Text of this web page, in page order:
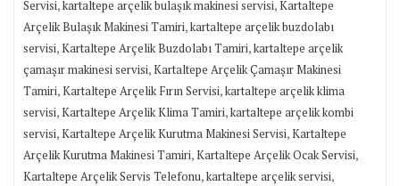
Servisi,kartaltepe arçelik bulaşık makinesi servisi,Kartaltepe
Arçelik Bulaşık Makinesi Tamiri,kartaltepe arçelik buzdolabı
servisi,Kartaltepe Arçelik Buzdolabı Tamiri,kartaltepe arçelik
çamaşır makinesi servisi,Kartaltepe Arçelik Çamaşır Makinesi
Tamiri,Kartaltepe Arçelik Fırın Servisi,kartaltepe arçelik klima
servisi,Kartaltepe Arçelik Klima Tamiri,kartaltepe arçelik kombi
servisi,Kartaltepe Arçelik Kurutma Makinesi Servisi,Kartaltepe
Arçelik Kurutma Makinesi Tamiri,Kartaltepe Arçelik Ocak Servisi,
Kartaltepe Arçelik Servis Telefonu,kartaltepe arçelik servisi,